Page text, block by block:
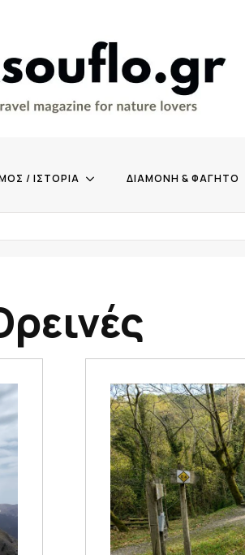
/ ΙΣΤΟΡΙΑ ΔΙΑΜΟΝΗ & ΦΑΓΗΤΟ